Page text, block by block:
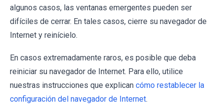
algunos casos, las ventanas emergentes pueden ser
difíciles de cerrar. En tales casos, cierre su navegador de
Internet y reinícielo.
En casos extremadamente raros, es posible que deba
reiniciar su navegador de Internet. Para ello, utilice
nuestras instrucciones que explican cómo restablecer la
configuración del navegador de Internet.